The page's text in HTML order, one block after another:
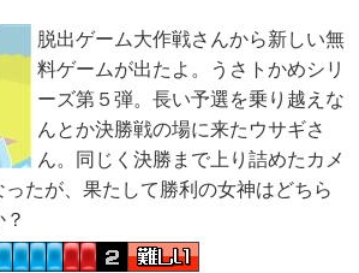
脱出ゲーム大作戦さんから新しい無
料ゲームが出たよ。うさトかめシリ
ーズ第５弾。長い予選を乗り越えな
んとか決勝戦の場に来たウサギさ
ん。同じく決勝まで上り詰めたカメ
たが、果たして勝利の女神はどちら